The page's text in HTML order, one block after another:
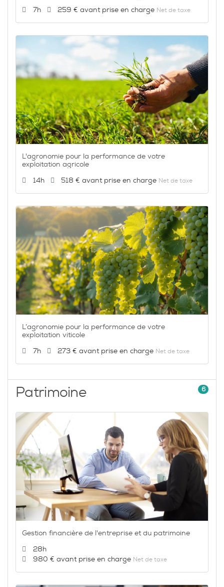
Durée :
7h Prix :
259 € Net de taxe
L'agronomie pour la performance de votre
exploitation agricole
Durée :
14h Prix :
518 € Net de taxe
L’agronomie pour la performance de votre
exploitation viticole
Durée :
7h Prix :
273 € Net de taxe
Patrimoine 6
Gestion financière de l'entreprise et du patrimoine
Durée :
28h
Prix :
980 € Net de taxe